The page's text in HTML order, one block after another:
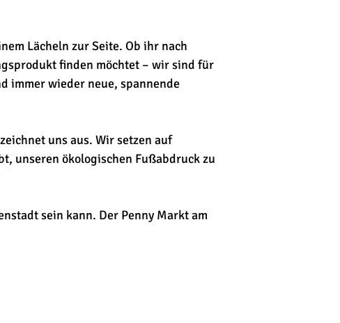
Lächeln zur Seite. Ob ihr nach
finden möchtet – wir sind für
immer wieder neue, spannende
uns aus. Wir setzen auf
unseren ökologischen Fußabdruck zu
sein kann. Der Penny Markt am